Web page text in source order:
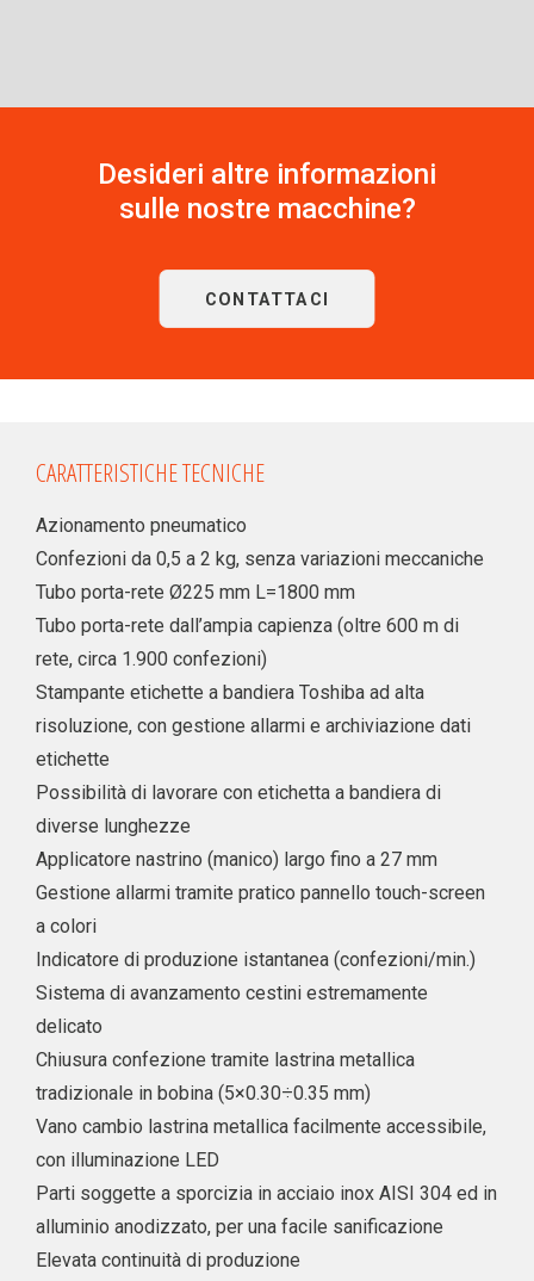
Desideri altre informazioni
sulle nostre macchine?
CONTATTACI
CARATTERISTICHE TECNICHE
Azionamento pneumatico
Confezioni da 0,5 a 2 kg, senza variazioni meccaniche
Tubo porta-rete Ø225 mm L=1800 mm
Tubo porta-rete dall’ampia capienza (oltre 600 m di
rete, circa 1.900 confezioni)
Stampante etichette a bandiera Toshiba ad alta
risoluzione, con gestione allarmi e archiviazione dati
etichette
Possibilità di lavorare con etichetta a bandiera di
diverse lunghezze
Applicatore nastrino (manico) largo fino a 27 mm
Gestione allarmi tramite pratico pannello touch-screen
a colori
Indicatore di produzione istantanea (confezioni/min.)
Sistema di avanzamento cestini estremamente
delicato
Chiusura confezione tramite lastrina metallica
tradizionale in bobina (5×0.30÷0.35 mm)
Vano cambio lastrina metallica facilmente accessibile,
con illuminazione LED
Parti soggette a sporcizia in acciaio inox AISI 304 ed in
alluminio anodizzato, per una facile sanificazione
Elevata continuità di produzione